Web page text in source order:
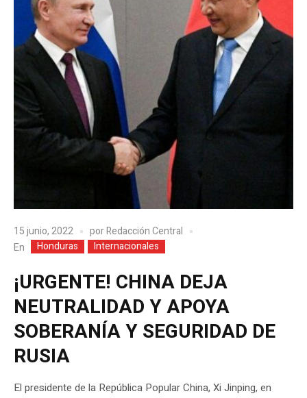
15 junio, 2022 porRedacción Central
En
Honduras Internacionales
¡URGENTE! CHINA DEJA
NEUTRALIDAD Y APOYA
SOBERANÍA Y SEGURIDAD DE
RUSIA
El presidente de la República Popular China, Xi Jinping, en